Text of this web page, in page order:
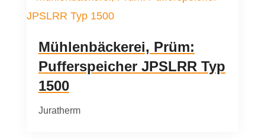
Mühlenbäckerei, Prüm:
Pufferspeicher JPSLRR Typ
1500
Juratherm